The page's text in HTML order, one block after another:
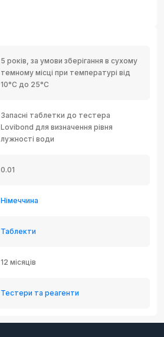
5 років, за умови зберігання в сухому
темному місці при температурі від
10°C до 25°C
Запасні таблетки до тестера
Lovibond для визначення рівня
лужності води
0.01
Німеччина
Таблекти
12 місяців
Тестери та реагенти